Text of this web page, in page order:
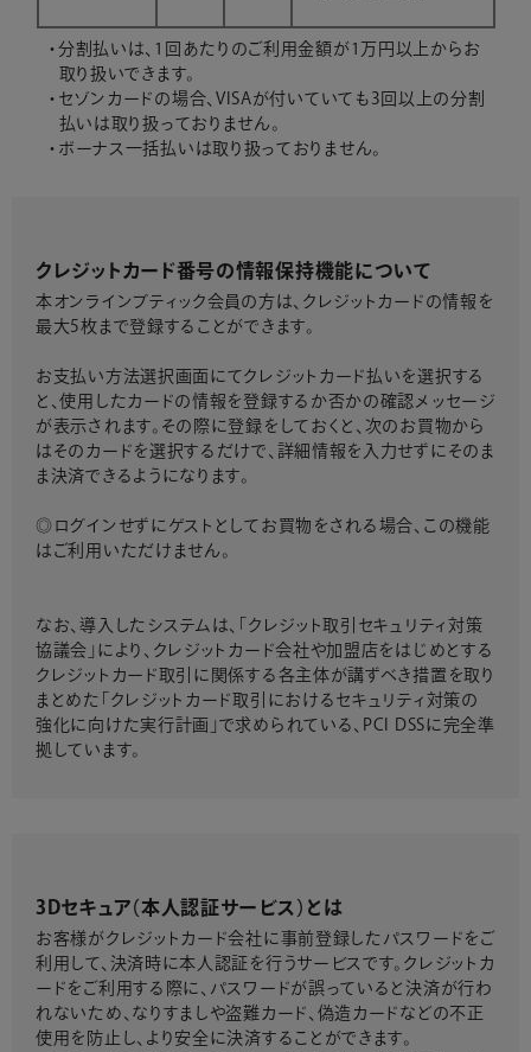
分割払いは、1回あたりのご利用金額が1万円以上からお
取り扱いできます。
セゾンカードの場合、VISAが付いていても3回以上の分割
払いは取り扱っておりません。
ボーナス一括払いは取り扱っておりません。
クレジットカード番号の情報保持機能について
本オンラインブティック会員の方は、クレジットカードの情報を
最大5枚まで登録することができます。
お支払い方法選択画面にてクレジットカード払いを選択する
と、使用したカードの情報を登録するか否かの確認メッセージ
が表示されます。その際に登録をしておくと、次のお買物から
はそのカードを選択するだけで、詳細情報を入力せずにそのま
ま決済できるようになります。
◎ログインせずにゲストとしてお買物をされる場合、この機能
はご利用いただけません。
なお、導入したシステムは、「クレジット取引セキュリティ対策
協議会」により、クレジットカード会社や加盟店をはじめとする
クレジットカード取引に関係する各主体が講ずべき措置を取り
まとめた「クレジットカード取引におけるセキュリティ対策の
強化に向けた実行計画」で求められている、PCI DSSに完全準
拠しています。
3Dセキュア（本人認証サービス）とは
お客様がクレジットカード会社に事前登録したパスワードをご
利用して、決済時に本人認証を行うサービスです。クレジットカ
ードをご利用する際に、パスワードが誤っていると決済が行わ
れないため、なりすましや盗難カード、偽造カードなどの不正
使用を防止し、より安全に決済することができます。